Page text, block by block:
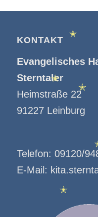
KONTAKT
Evangelisches
Sterntaler
Heimstraße 22
91227 Leinburg
Telefon: 09120/
E-Mail:
✭ ✭